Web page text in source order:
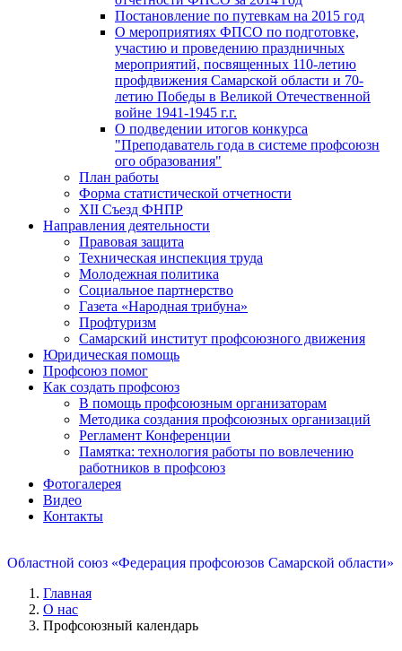
Постановление по путевкам на 2015 год
О мероприятиях ФПСО по подготовке,
участию и проведению праздничных
мероприятий, посвященных 110-летию
профдвижения Самарской области и 70-
летию Победы в Великой Отечественной
войне 1941-1945 г.г.
О подведении итогов конкурса
"Преподаватель года в системе профсоюзн
ого образования"
План работы
Форма статистической отчетности
XII Съезд ФНПР
Направления деятельности
Правовая защита
Техническая инспекция труда
Молодежная политика
Социальное партнерство
Газета «Народная трибуна»
Профтуризм
Самарский институт профсоюзного движения
Юридическая помощь
Профсоюз помог
Как создать профсоюз
В помощь профсоюзным организаторам
Методика создания профсоюзных организаций
Регламент Конференции
Памятка: технология работы по вовлечению
работников в профсоюз
Фотогалерея
Видео
Контакты
Областной союз «Федерация профсоюзов Самарской области»
Главная
О нас
Профсоюзный календарь